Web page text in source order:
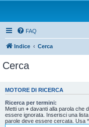
FAQ
Indice Cerca
Cerca
MOTORE DI RICERCA
Ricerca per termini:
Metti un + davanti alla parola che
essere ignorata. Inserisci una
parole deve essere cercata. Usa